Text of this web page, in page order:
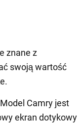
znane z
swoją wartość
Camry jest
ekran dotykowy